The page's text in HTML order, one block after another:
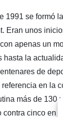
1991 se formó
Eran unos
apenas un
hasta la
de
en la
más de 130
cinco en